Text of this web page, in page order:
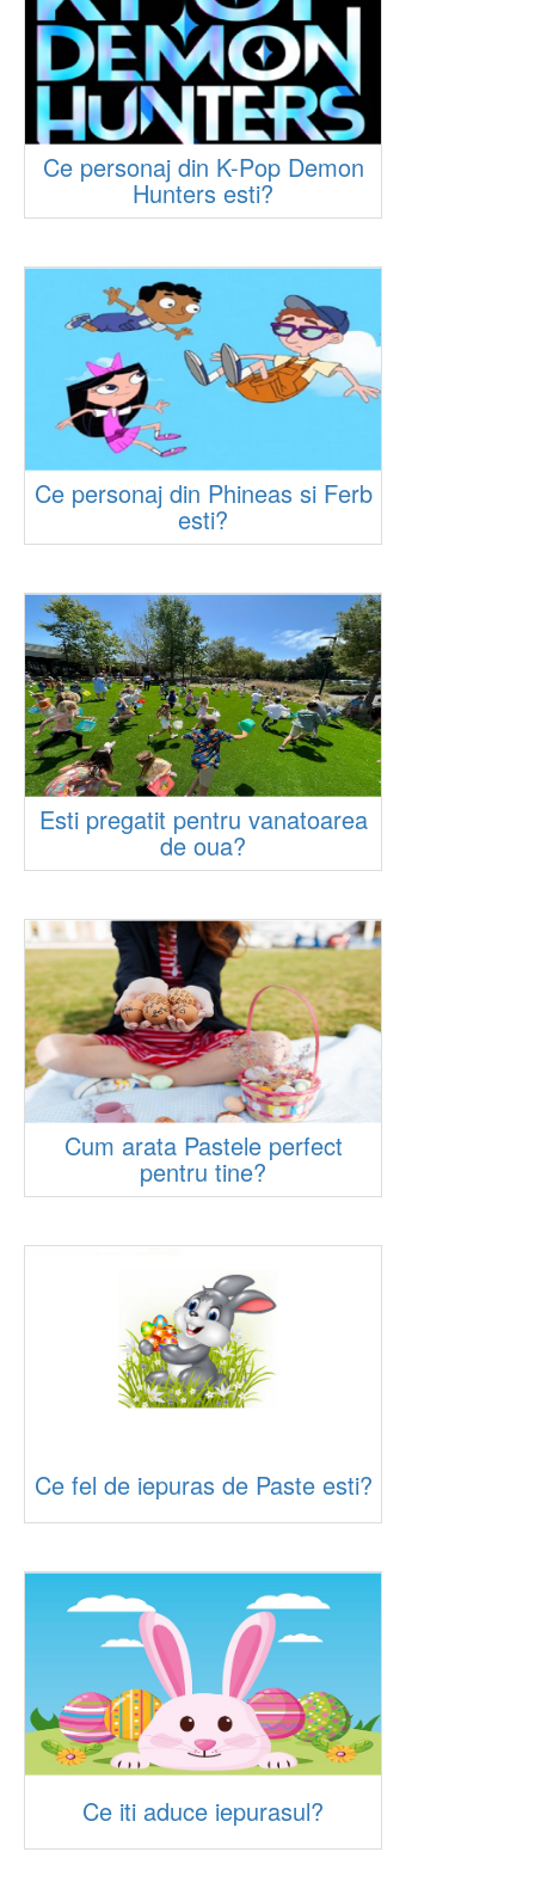
Ce personaj din K-Pop Demon
Hunters esti?
Ce personaj din Phineas si Ferb
esti?
Esti pregatit pentru vanatoarea
de oua?
Cum arata Pastele perfect
pentru tine?
Ce fel de iepuras de Paste esti?
Ce iti aduce iepurasul?